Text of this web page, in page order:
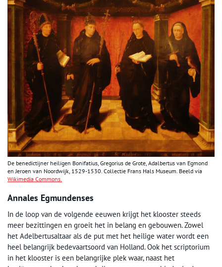
De benedictijner heiligen Bonifatius, Gregorius de Grote, Adalbertus van Egmond
en Jeroen van Noordwijk, 1529-1530. Collectie Frans Hals Museum. Beeld via
Wikimedia Commons.
Annales Egmundenses
In de loop van de volgende eeuwen krijgt het klooster steeds
meer bezittingen en groeit het in belang en gebouwen. Zowel
het Adelbertusaltaar als de put met het heilige water wordt een
heel belangrijk bedevaartsoord van Holland. Ook het scriptorium
in het klooster is een belangrijke plek waar, naast het